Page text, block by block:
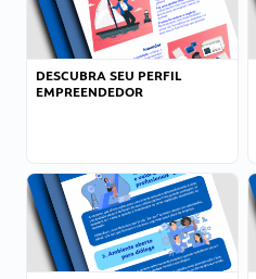
DESCUBRA SEU PERFIL
EMPREENDEDOR